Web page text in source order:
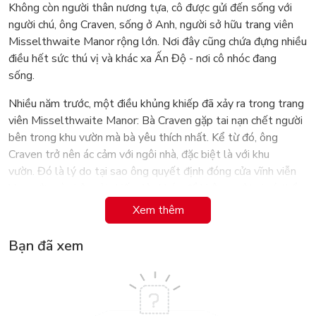
Không còn người thân nương tựa, cô được gửi đến sống với
người chú, ông Craven, sống ở Anh, người sở hữu trang viên
Misselthwaite Manor rộng lớn. Nơi đây cũng chứa đựng nhiều
điều hết sức thú vị và khác xa Ấn Độ - nơi cô nhóc đang
sống.
Nhiều năm trước, một điều khủng khiếp đã xảy ra trong trang
viên Misselthwaite Manor: Bà Craven gặp tai nạn chết người
bên trong khu vườn mà bà yêu thích nhất. Kể từ đó, ông
Craven trở nên ác cảm với ngôi nhà, đặc biệt là với khu
vườn. Đó là lý do tại sao ông quyết định đóng cửa vĩnh viễn
đặt chân vào đó nữa.
Mary quan tâm đến. Cuốn sách chính là hành trình mà cô nhóc
phải là bí mật duy nhất ở Misselthwaite bị che giấu.
Những miêu tả về khu vườn là điều mà hầu hết các bạn nhỏ
Xem thêm
Bạn đã xem